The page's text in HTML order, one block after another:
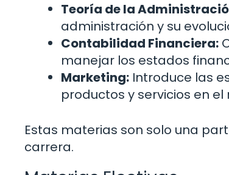
Teoría de la
administración y su
Contabilidad Financiera:
manejar los estados
Marketing: Introduce las
productos y servicios en
Estas materias son solo una
carrera.